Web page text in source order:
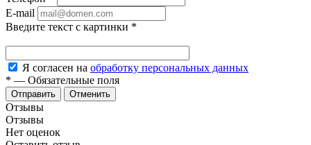
E-mail
Введите текст с картинки *
Я согласен на обработку персональных данных
* — Обязательные поля
Отменить
Отзывы
Отзывы
Нет оценок